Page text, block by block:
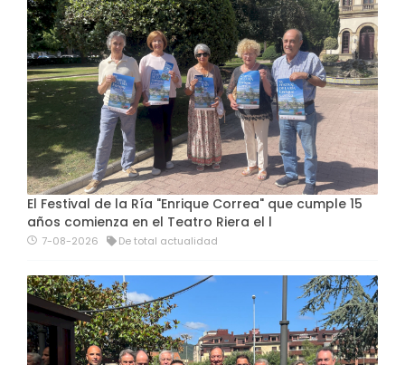
El Festival de la Ría "Enrique Correa" que cumple 15
años comienza en el Teatro Riera el l
7-08-2026 De total actualidad